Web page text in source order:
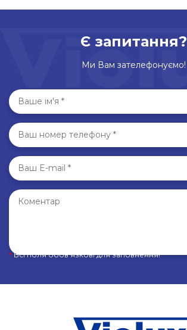
Є запитання?
Ми Вам зателефонуємо!
*Всі поля обов’язкові для заповнення!